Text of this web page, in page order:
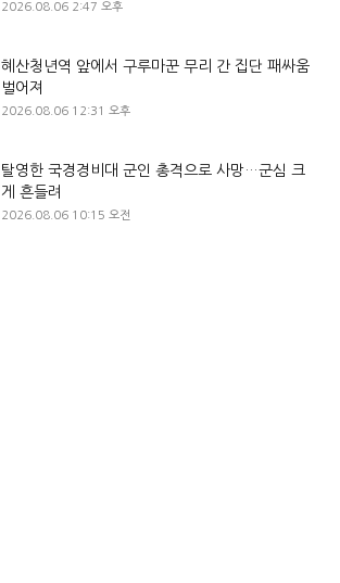
2026.08.06 2:47 오후
혜산청년역 앞에서 구루마꾼 무리 간 집단 패싸움
벌어져
2026.08.06 12:31 오후
탈영한 국경경비대 군인 총격으로 사망…군심 크
게 흔들려
2026.08.06 10:15 오전